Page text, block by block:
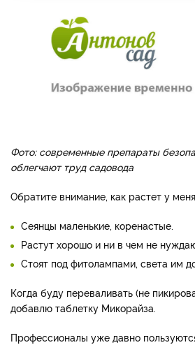
Фото: современные препараты
облегчают труд садовода
Обратите внимание, как растет у
Сеянцы маленькие, коренастые.
Растут хорошо и ни в чем не
Стоят под фитолампами, света им
Когда буду переваливать (не
добавлю таблетку Микорайза.
Профессионалы уже давно